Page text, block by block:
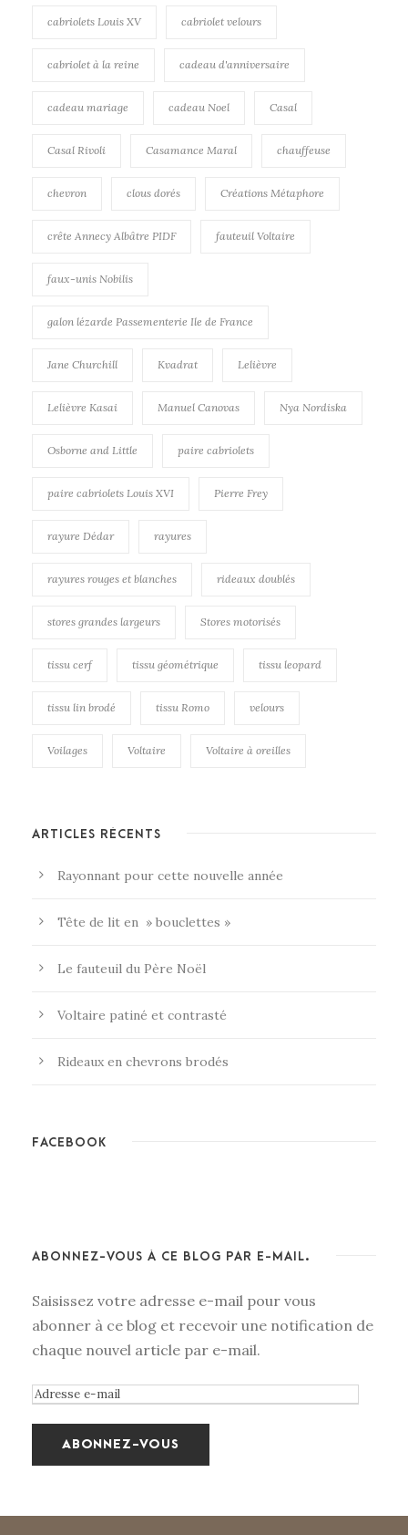
cabriolets Louis XV cabriolet velours
cabriolet à la reine cadeau d'anniversaire
cadeau mariage cadeau Noel Casal
Casal Rivoli Casamance Maral chauffeuse
chevron clous dorés Créations Métaphore
crête Annecy Albâtre PIDF fauteuil Voltaire
faux-unis Nobilis
galon lézarde Passementerie Ile de France
Jane Churchill Kvadrat Lelièvre
Lelièvre Kasai Manuel Canovas Nya Nordiska
Osborne and Little paire cabriolets
paire cabriolets Louis XVI Pierre Frey
rayure Dédar rayures
rayures rouges et blanches rideaux doublés
stores grandes largeurs Stores motorisés
tissu cerf tissu géométrique tissu leopard
tissu lin brodé tissu Romo velours
Voilages Voltaire Voltaire à oreilles
ARTICLES RÉCENTS
Rayonnant pour cette nouvelle année
Tête de lit en » bouclettes »
Le fauteuil du Père Noël
Voltaire patiné et contrasté
Rideaux en chevrons brodés
FACEBOOK
ABONNEZ-VOUS À CE BLOG PAR E-MAIL.
Saisissez votre adresse e-mail pour vous
abonner à ce blog et recevoir une notification de
chaque nouvel article par e-mail.
A
e
s